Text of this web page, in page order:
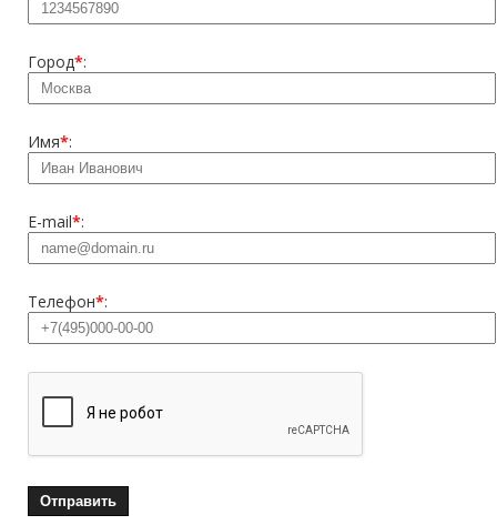
Город*:
Имя*:
E-mail*:
Телефон*: